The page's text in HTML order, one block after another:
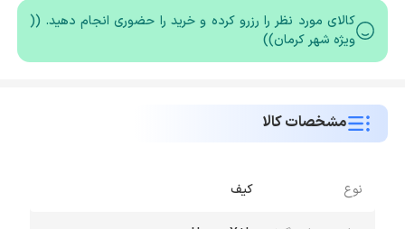
کالای مورد نظر را رزرو کرده و خرید را حضوری انجام دهید. ((
ویژه شهر کرمان))
مشخصات کالا
نوع کیف